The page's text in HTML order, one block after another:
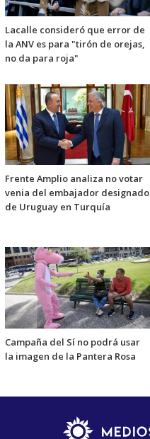
Lacalle consideró que error de
la ANV es para "tirón de orejas,
no da para roja"
Frente Amplio analiza no votar
venia del embajador designado
de Uruguay en Turquía
Campaña del Sí no podrá usar
la imagen de la Pantera Rosa